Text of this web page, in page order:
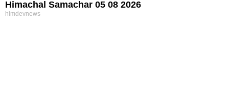
Himachal Samachar 05 08 2026
himdevnews